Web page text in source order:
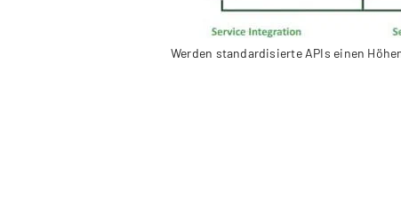
Werden standardisierte APIs einen